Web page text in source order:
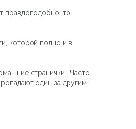
правдоподобно, то
которой полно и в
странички… Часто
один за другим